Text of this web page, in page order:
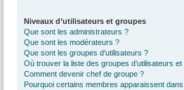
Niveaux d’utilisateurs et groupes
Que sont les administrateurs ?
Que sont les modérateurs ?
Que sont les groupes d’utilisateurs ?
Où trouver la liste des groupes d’utilisateurs
Comment devenir chef de groupe ?
Pourquoi certains membres apparaissent